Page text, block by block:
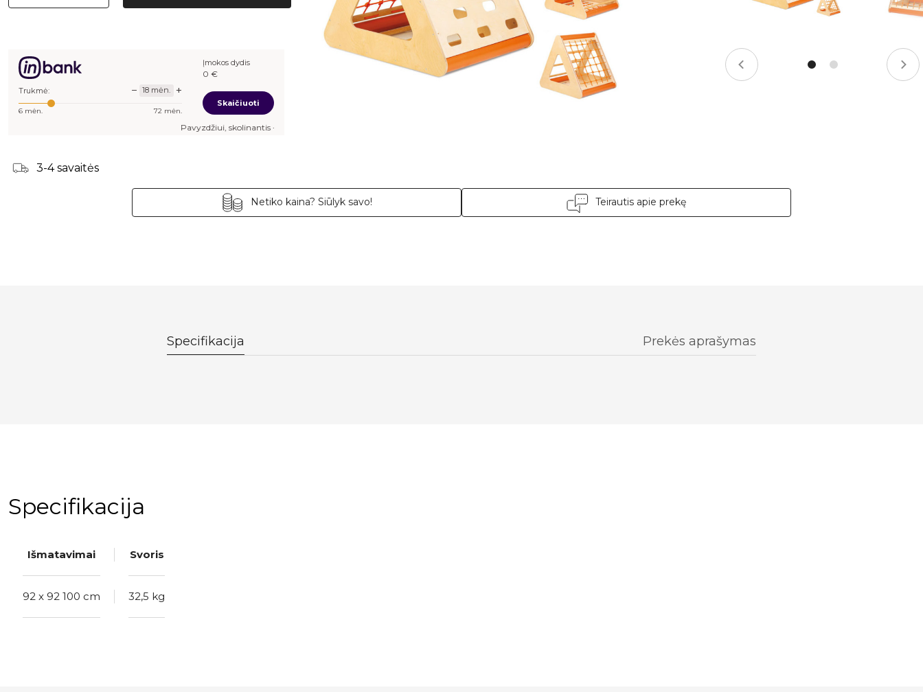
Trukmė: − 18 mėn. +
6 mėn. 72 mėn.
Įmokos dydis
71,04
Skaičiuoti
Pavyzdžiui, skolinantis1 060,00€, kai sutartis sudaroma
3-4 savaitės
Netiko kaina? Siūlyk savo! Teirautis apie prekę
Specifikacija Prekės aprašymas
Specifikacija
Išmatavimai Svoris
92 x 92 100 cm 32,5 kg